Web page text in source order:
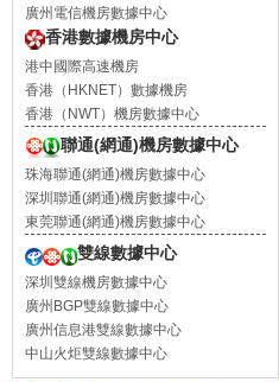
廣州電信機房數據中心
香港數據機房中心
港中國際高速機房
香港（HKNET）數據機房
香港（NWT）機房數據中心
聯通(網通)機房數據中心
珠海聯通(網通)機房數據中心
深圳聯通(網通)機房數據中心
東莞聯通(網通)機房數據中心
雙線數據中心
深圳雙線機房數據中心
廣州BGP雙線數據中心
廣州信息港雙線數據中心
中山火炬雙線數據中心